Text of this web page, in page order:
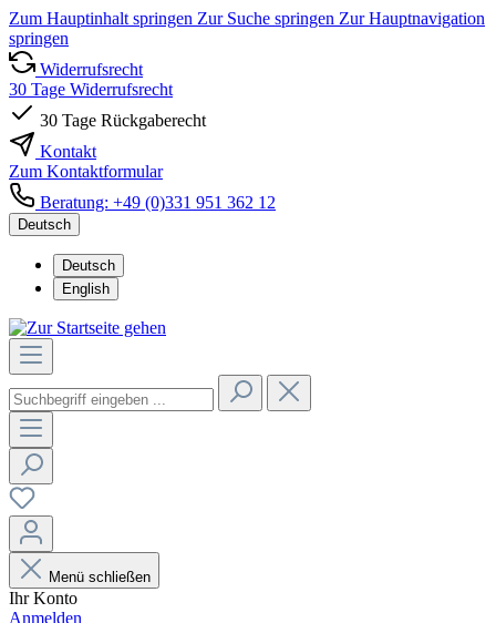
Zum Hauptinhalt springen Zur Suche springen Zur Hauptnavigation
springen
Widerrufsrecht
30 Tage Widerrufsrecht
30 Tage Rückgaberecht
Kontakt
Zum Kontaktformular
Beratung: +49 (0)331 951 362 12
Deutsch
Deutsch
English
Menü schließen
Ihr Konto
Anmelden